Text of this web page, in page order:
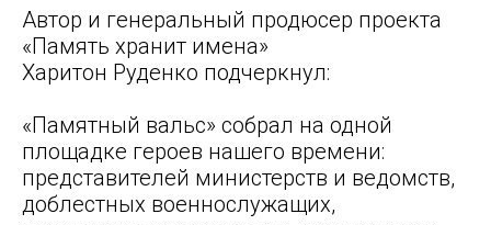
Автор и генеральный продюсер проекта
«Память хранит имена»
Харитон Руденко подчеркнул:
«Памятный вальс» собрал на одной
площадке героев нашего времени:
представителей министерств и ведомств,
доблестных военнослужащих,